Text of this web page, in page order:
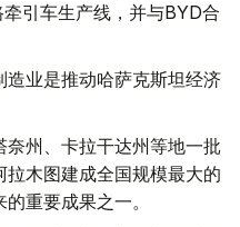
引车生产线，并与BYD合
业是推动哈萨克斯坦经济
州、卡拉干达州等地一批
木图建成全国规模最大的
重要成果之一。